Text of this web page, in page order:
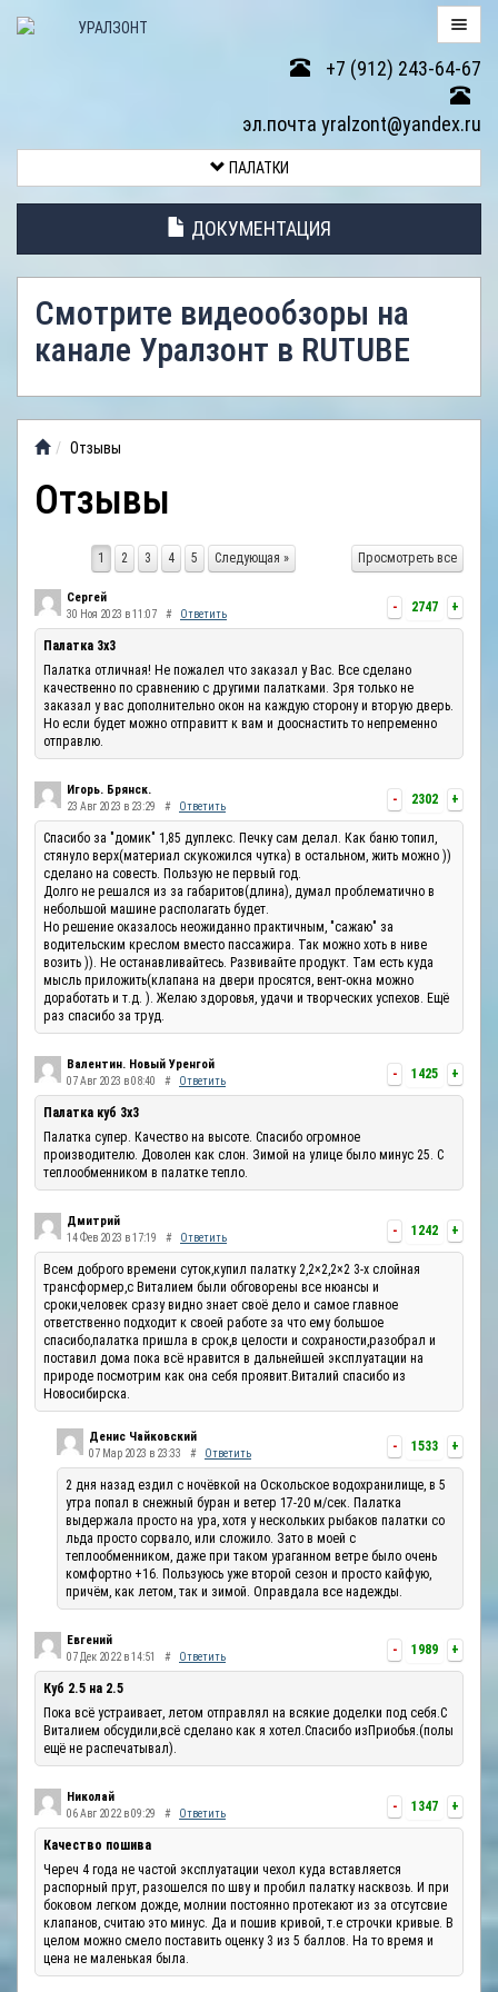
+7 (912) 243-64-67
эл.почта yralzont@yandex.ru
ТОВАРА
ПАЛАТОК
АНТИДОЖДЕВЫЕ
ТЕНТЫ
ВИДЕООБЗОР
ОТЗЫВЫ
ПАЛАТКИ
ДОКУМЕНТАЦИЯ
Смотрите видеообзоры на
канале Уралзонт в RUTUBE
Отзывы
Отзывы
Просмотреть все
1 2 3 4 5 Следующая »
- 2747 +
Сергей
30 Ноя 2023 в 11:07 # Ответить
Палатка 3х3
Палатка отличная! Не пожалел что заказал у Вас. Все сделано
качественно по сравнению с другими палатками. Зря только не
заказал у вас дополнительно окон на каждую сторону и вторую дверь.
Но если будет можно отправитт к вам и дооснастить то непременно
отправлю.
- 2302 +
Игорь. Брянск.
23 Авг 2023 в 23:29 # Ответить
Спасибо за "домик" 1,85 дуплекс. Печку сам делал. Как баню топил,
стянуло верх(материал скукожился чутка) в остальном, жить можно ))
сделано на совесть. Пользую не первый год.
Долго не решался из за габаритов(длина), думал проблематично в
небольшой машине располагать будет.
Но решение оказалось неожиданно практичным, "сажаю" за
водительским креслом вместо пассажира. Так можно хоть в ниве
возить )). Не останавливайтесь. Развивайте продукт. Там есть куда
мысль приложить(клапана на двери просятся, вент-окна можно
доработать и т.д. ). Желаю здоровья, удачи и творческих успехов. Ещё
раз спасибо за труд.
- 1425 +
Валентин. Новый Уренгой
07 Авг 2023 в 08:40 # Ответить
Палатка куб 3х3
Палатка супер. Качество на высоте. Спасибо огромное
производителю. Доволен как слон. Зимой на улице было минус 25. С
теплообменником в палатке тепло.
- 1242 +
Дмитрий
14 Фев 2023 в 17:19 # Ответить
Всем доброго времени суток,купил палатку 2,2×2,2×2 3-х слойная
трансформер,с Виталием были обговорены все нюансы и
сроки,человек сразу видно знает своё дело и самое главное
ответственно подходит к своей работе за что ему большое
спасибо,палатка пришла в срок,в целости и сохраности,разобрал и
поставил дома пока всё нравится в дальнейшей эксплуатации на
природе посмотрим как она себя проявит.Виталий спасибо из
Новосибирска.
- 1533 +
Денис Чайковский
07 Мар 2023 в 23:33 # Ответить
2 дня назад ездил с ночёвкой на Оскольское водохранилище, в 5
утра попал в снежный буран и ветер 17-20 м/сек. Палатка
выдержала просто на ура, хотя у нескольких рыбаков палатки со
льда просто сорвало, или сложило. Зато в моей с
теплообменником, даже при таком ураганном ветре было очень
комфортно +16. Пользуюсь уже второй сезон и просто кайфую,
причём, как летом, так и зимой. Оправдала все надежды.
- 1989 +
Евгений
07 Дек 2022 в 14:51 # Ответить
Куб 2.5 на 2.5
Пока всё устраивает, летом отправлял на всякие доделки под себя.С
Виталием обсудили,всё сделано как я хотел.Спасибо изПриобья.(полы
ещё не распечатывал).
- 1347 +
Николай
06 Авг 2022 в 09:29 # Ответить
Качество пошива
Череч 4 года не частой эксплуатации чехол куда вставляется
распорный прут, разошелся по шву и пробил палатку насквозь. И при
боковом легком дожде, молнии постоянно протекают из за отсутсвие
клапанов, считаю это минус. Да и пошив кривой, т.е строчки кривые. В
целом можно смело поставить оценку 3 из 5 баллов. На то время и
цена не маленькая была.